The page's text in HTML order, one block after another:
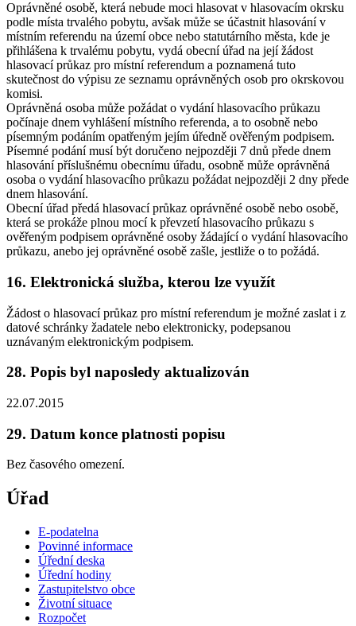
Oprávněné osobě, která nebude moci hlasovat v hlasovacím okrsku
podle místa trvalého pobytu, avšak může se účastnit hlasování v
místním referendu na území obce nebo statutárního města, kde je
přihlášena k trvalému pobytu, vydá obecní úřad na její žádost
hlasovací průkaz pro místní referendum a poznamená tuto
skutečnost do výpisu ze seznamu oprávněných osob pro okrskovou
komisi.
Oprávněná osoba může požádat o vydání hlasovacího průkazu
počínaje dnem vyhlášení místního referenda, a to osobně nebo
písemným podáním opatřeným jejím úředně ověřeným podpisem.
Písemné podání musí být doručeno nejpozději 7 dnů přede dnem
hlasování příslušnému obecnímu úřadu, osobně může oprávněná
osoba o vydání hlasovacího průkazu požádat nejpozději 2 dny přede
dnem hlasování.
Obecní úřad předá hlasovací průkaz oprávněné osobě nebo osobě,
která se prokáže plnou mocí k převzetí hlasovacího průkazu s
ověřeným podpisem oprávněné osoby žádající o vydání hlasovacího
průkazu, anebo jej oprávněné osobě zašle, jestliže o to požádá.
16. Elektronická služba, kterou lze využít
Žádost o hlasovací průkaz pro místní referendum je možné zaslat i z
datové schránky žadatele nebo elektronicky, podepsanou
uznávaným elektronickým podpisem.
28. Popis byl naposledy aktualizován
22.07.2015
29. Datum konce platnosti popisu
Bez časového omezení.
Úřad
E-podatelna
Povinné informace
Úřední deska
Úřední hodiny
Zastupitelstvo obce
Životní situace
Rozpočet